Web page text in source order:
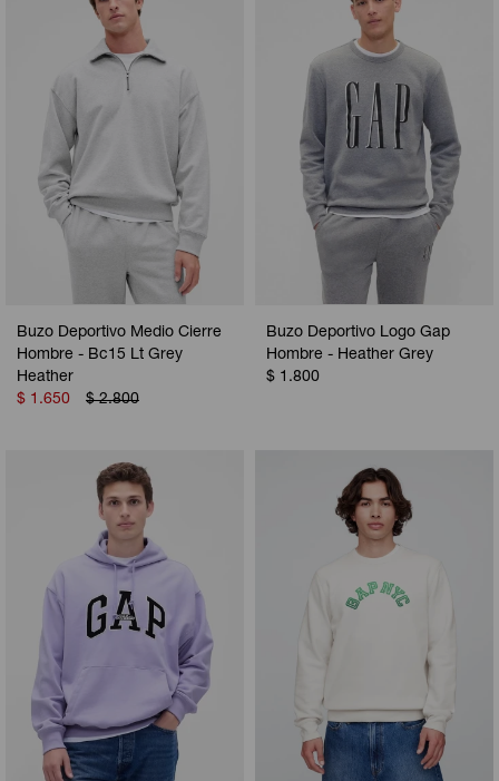
Buzo Deportivo Medio Cierre
Hombre - Bc15 Lt Grey
Heather
$ 1.650 $ 2.800
Buzo Deportivo Logo Gap
Hombre - Heather Grey
$ 1.800